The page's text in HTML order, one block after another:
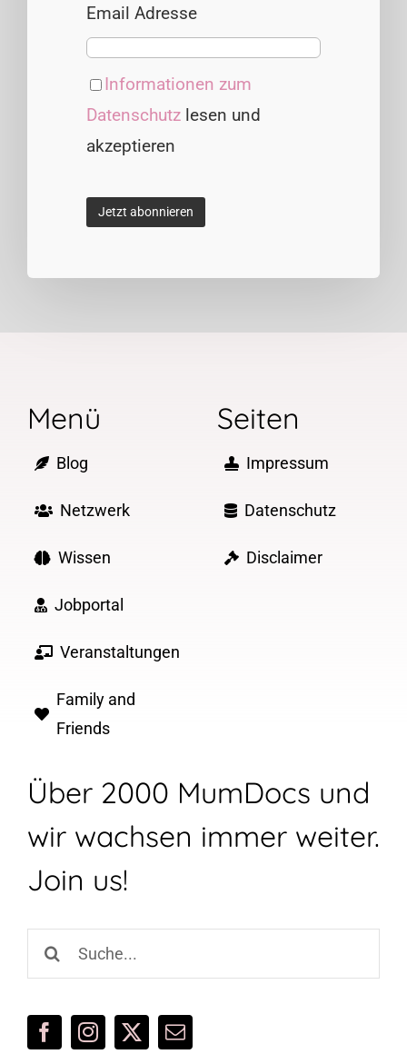
Email Adresse
Informationen zum
Datenschutz lesen und
akzeptieren
Menü
Blog
Netzwerk
Wissen
Jobportal
Veranstaltungen
Family and
Friends
Seiten
Impressum
Datenschutz
Disclaimer
Über 2000 MumDocs und
wir wachsen immer weiter.
Join us!